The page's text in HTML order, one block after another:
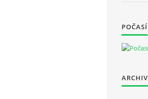
POČASÍ
ARCHIV